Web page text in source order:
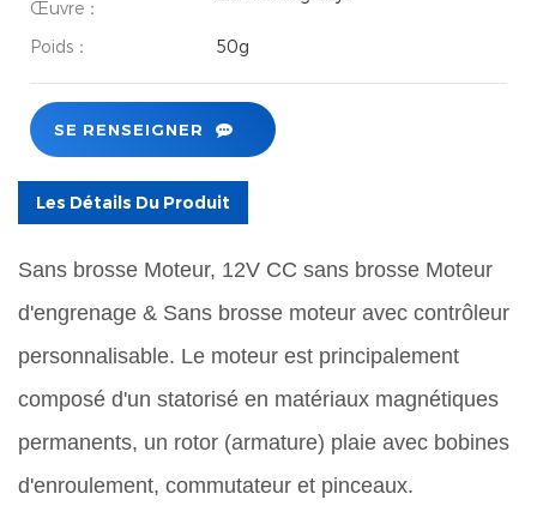
Œuvre：
Poids： 50g
SE RENSEIGNER
Les Détails Du Produit
Sans brosse Moteur, 12V CC sans brosse Moteur
d'engrenage & Sans brosse moteur avec contrôleur
personnalisable. Le moteur est principalement
composé d'un statorisé en matériaux magnétiques
permanents, un rotor (armature) plaie avec bobines
d'enroulement, commutateur et pinceaux.